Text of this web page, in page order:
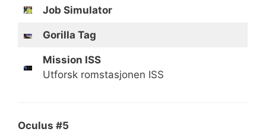
Job Simulator
Gorilla Tag
Mission ISS
Utforsk romstasjonen ISS
Oculus #5